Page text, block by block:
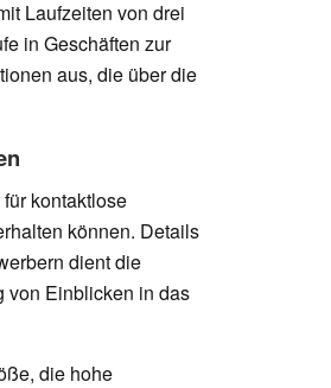
Laufzeiten von drei
in Geschäften zur
aus, die über die
kontaktlose
können. Details
dient die
von Einblicken in das
die hohe